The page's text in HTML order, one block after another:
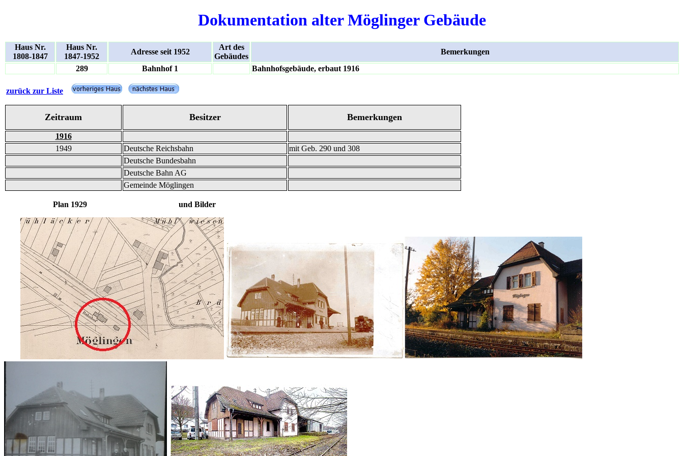
Dokumentation alter Möglinger Gebäude
Haus Nr.
1808-1847
Haus Nr.
1847-1952
Adresse seit 1952
Art des
Gebäudes
Bemerkungen
289
Bahnhof 1 Bahnhofsgebäude, erbaut 1916
zurück zur Liste
Zeitraum Besitzer Bemerkungen
1916
1949
Deutsche Reichsbahn
mit Geb. 290 und 308
Deutsche Bundesbahn
Deutsche Bahn AG
Gemeinde Möglingen
Plan 1929 und Bilder